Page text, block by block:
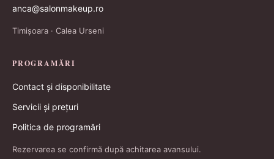
anca@salonmakeup.ro
Timișoara · Calea Urseni
PROGRAMĂRI
Contact și disponibilitate
Servicii și prețuri
Politica de programări
Rezervarea se confirmă după achitarea avansului.